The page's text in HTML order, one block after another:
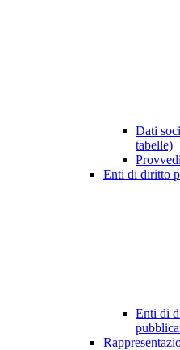
Dati
tabelle)
Enti di diritto
Enti di